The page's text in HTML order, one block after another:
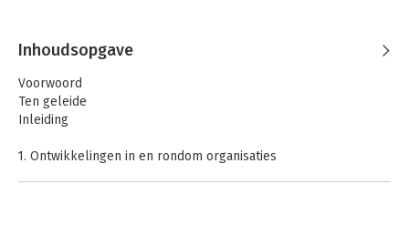
Inhoudsopgave
Voorwoord
Ten geleide
Inleiding
1. Ontwikkelingen in en rondom organisaties